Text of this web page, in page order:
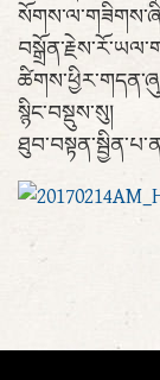
སྙིང་བསྡུས་སུ།